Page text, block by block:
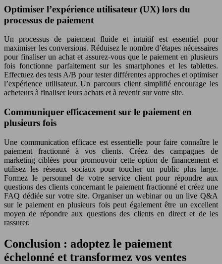
Optimiser l’expérience utilisateur (UX) lors du
processus de paiement
Un processus de paiement fluide et intuitif est essentiel pour
maximiser les conversions. Réduisez le nombre d’étapes nécessaires
pour finaliser un achat et assurez-vous que le paiement en plusieurs
fois fonctionne parfaitement sur les smartphones et les tablettes.
Effectuez des tests A/B pour tester différentes approches et optimiser
l’expérience utilisateur. Un parcours client simplifié encourage les
acheteurs à finaliser leurs achats et à revenir sur votre site.
Communiquer efficacement sur le paiement en
plusieurs fois
Une communication efficace est essentielle pour faire connaître le
paiement fractionné à vos clients. Créez des campagnes de
marketing ciblées pour promouvoir cette option de financement et
utilisez les réseaux sociaux pour toucher un public plus large.
Formez le personnel de votre service client pour répondre aux
questions des clients concernant le paiement fractionné et créez une
FAQ dédiée sur votre site. Organiser un webinar ou un live Q&A
sur le paiement en plusieurs fois peut également être un excellent
moyen de répondre aux questions des clients en direct et de les
rassurer.
Conclusion : adoptez le paiement
échelonné et transformez vos ventes